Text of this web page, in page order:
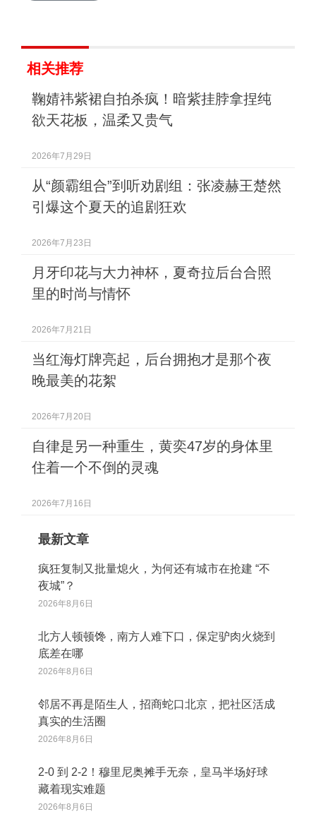
相关推荐
鞠婧祎紫裙自拍杀疯！暗紫挂脖拿捏纯
欲天花板，温柔又贵气
2026年7月29日
从“颜霸组合”到听劝剧组：张凌赫王楚然
引爆这个夏天的追剧狂欢
2026年7月23日
月牙印花与大力神杯，夏奇拉后台合照
里的时尚与情怀
2026年7月21日
当红海灯牌亮起，后台拥抱才是那个夜
晚最美的花絮
2026年7月20日
自律是另一种重生，黄奕47岁的身体里
住着一个不倒的灵魂
2026年7月16日
最新文章
疯狂复制又批量熄火，为何还有城市在抢建 “不
夜城”？
2026年8月6日
北方人顿顿馋，南方人难下口，保定驴肉火烧到
底差在哪
2026年8月6日
邻居不再是陌生人，招商蛇口北京，把社区活成
真实的生活圈
2026年8月6日
2‑0 到 2‑2！穆里尼奥摊手无奈，皇马半场好球
藏着现实难题
2026年8月6日